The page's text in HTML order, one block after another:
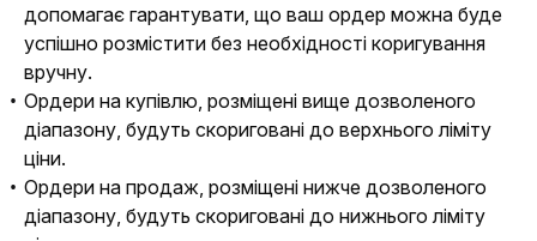
допомагає гарантувати, що ваш ордер можна буде
успішно розмістити без необхідності коригування
вручну.
Ордери на купівлю, розміщені вище дозволеного
діапазону, будуть скориговані до верхнього ліміту
ціни.
Ордери на продаж, розміщені нижче дозволеного
діапазону, будуть скориговані до нижнього ліміту